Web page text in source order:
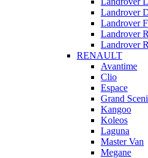
Landrover
Landrover
Landrover
Landrover
RENAULT
Avantime
Clio
Espace
Grand
Kangoo
Koleos
Laguna
Master Van
Megane